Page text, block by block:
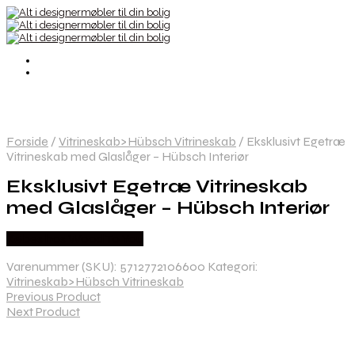
Forside / Vitrineskab>Hübsch Vitrineskab / Eksklusivt Egetræ
Vitrineskab med Glaslåger – Hübsch Interiør
Eksklusivt Egetræ Vitrineskab
med Glaslåger – Hübsch Interiør
Varenummer (SKU): 5712772106600 Kategori:
Vitrineskab>Hübsch Vitrineskab
Previous Product
Next Product